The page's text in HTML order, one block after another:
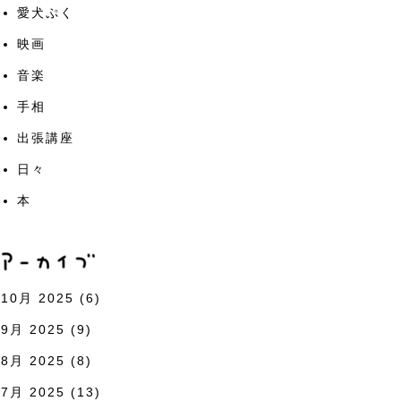
愛犬ぷく
映画
音楽
手相
出張講座
日々
本
10月 2025 (6)
9月 2025 (9)
8月 2025 (8)
7月 2025 (13)